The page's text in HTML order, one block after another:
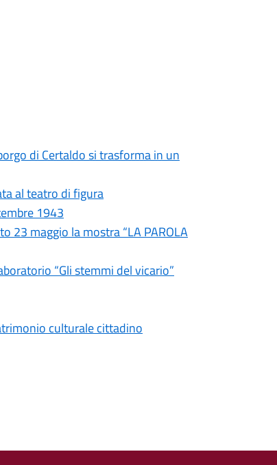
di Certaldo si trasforma in un
al teatro di figura
1943
23 maggio la mostra “LA PAROLA
“Gli stemmi del vicario”
culturale cittadino